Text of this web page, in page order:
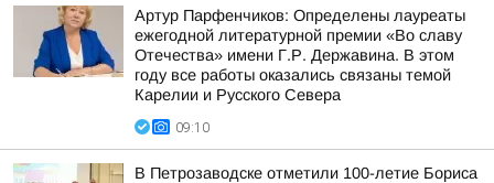
Артур Парфенчиков: Определены лауреаты
ежегодной литературной премии «Во славу
Отечества» имени Г.Р. Державина. В этом
году все работы оказались связаны темой
Карелии и Русского Севера
09:10
В Петрозаводске отметили 100-летие Бориса